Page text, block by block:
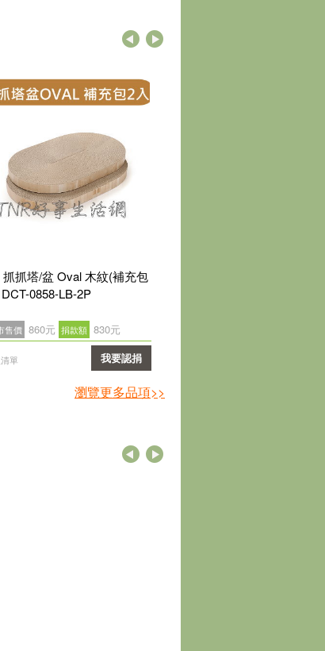
抓抓塔/盆 Oval 木紋(補充包
0858-LB-2P
售價 860元 捐款額 830元
單 我要認捐
確認
瀏覽更多品項>>